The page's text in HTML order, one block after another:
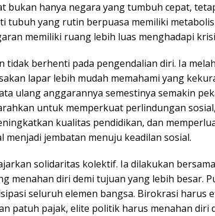
bukan hanya negara yang tumbuh cepat,
tubuh yang rutin berpuasa memiliki
memiliki ruang lebih luas menghadapi
tidak berhenti pada pengendalian diri. Ia
lapar lebih mudah memahami yang
ulang anggarannya semestinya semakin
untuk memperkuat perlindungan
kualitas pendidikan, dan
menjadi jembatan menuju keadilan sosial.
solidaritas kolektif. Ia dilakukan
menahan diri demi tujuan yang lebih besar.
seluruh elemen bangsa. Birokrasi harus
patuh pajak, elite politik harus menahan diri